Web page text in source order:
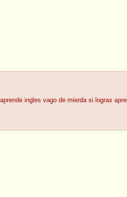
ingles vago de mierda si logras